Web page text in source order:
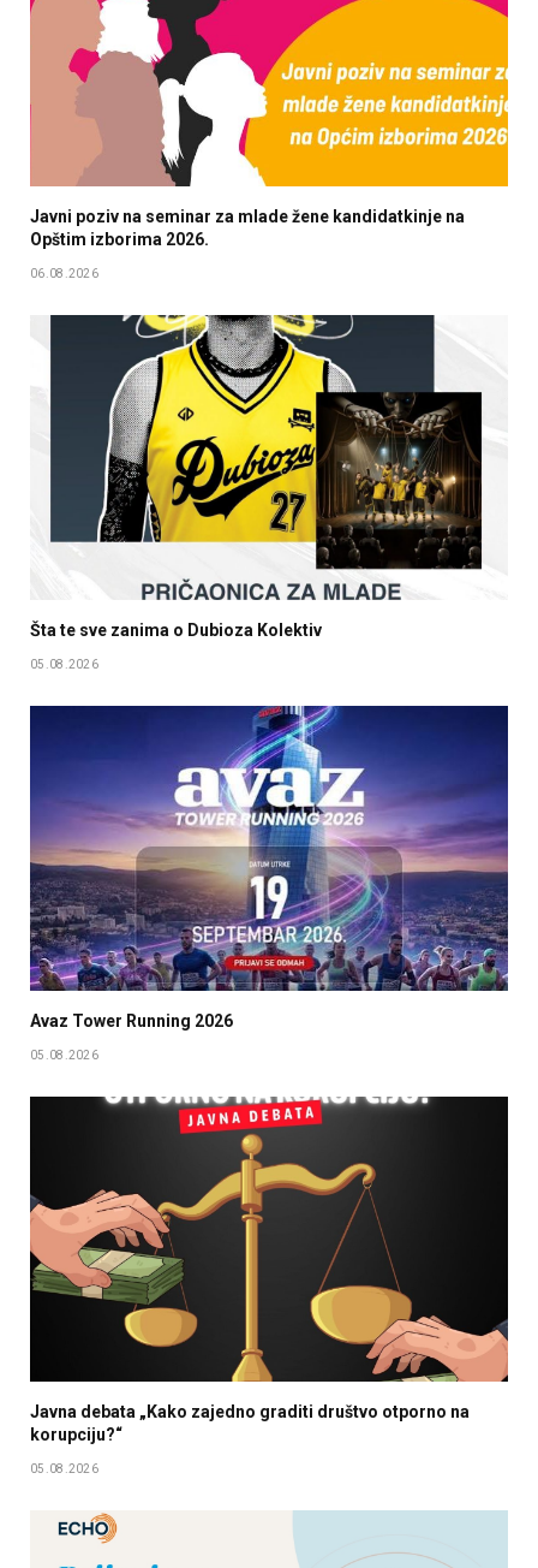
Javni poziv na seminar za mlade žene kandidatkinje na
Opštim izborima 2026.
06.08.2026
Šta te sve zanima o Dubioza Kolektiv
05.08.2026
Avaz Tower Running 2026
05.08.2026
Javna debata „Kako zajedno graditi društvo otporno na
korupciju?“
05.08.2026